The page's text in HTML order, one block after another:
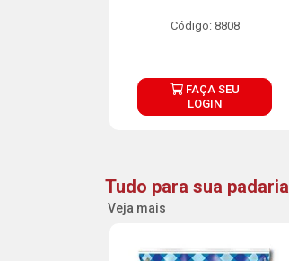
Código: 8808
FAÇA SEU
LOGIN
Tudo para sua padaria
Veja mais